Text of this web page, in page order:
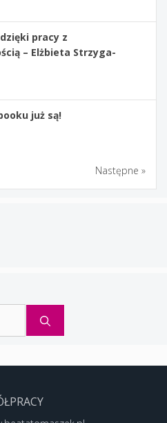
pracy z
– Elżbieta Strzyga-
już są!
Następne »